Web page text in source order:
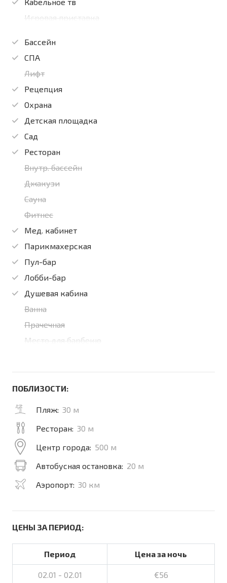
Игровая приставка
Бассейн
СПА
Лифт
Рецепция
Охрана
Детская площадка
Сад
Ресторан
Внутр. бассейн
Джакузи
Сауна
Фитнес
Мед. кабинет
Парикмахерская
Пул-бар
Лобби-бар
Душевая кабина
Ванна
Прачечная
Место для барбекю
ПОБЛИЗОСТИ:
Пляж: 30 м
Ресторан: 30 м
Центр города: 500 м
Автобусная остановка: 20 м
Аэропорт: 30 км
ЦЕНЫ ЗА ПЕРИОД:
Период Цена за ночь
02.01 - 02.01 €56